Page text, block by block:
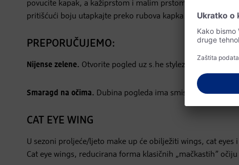
povucite kapak, a kažiprstom i malim prstom druge ruke
pritišćući boju utapkajte preko rubova kapka. U odabiru
PREPORUČUJEMO:
Nijense zelene. Otvorite pogled uz s.he stylezone paletu
Smaragd na očima. Dubina pogleda ima smisao uz alverde
CAT EYE WING
U sezoni proljeće/ljeto make up će obilježiti wings, cat eyes
Cat eye wings, reducirana forma klasičnih „mačkastih”